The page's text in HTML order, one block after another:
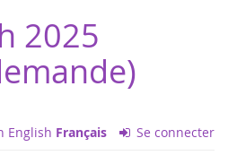
2025
English Français Se connecter